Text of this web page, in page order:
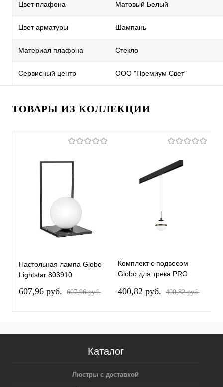
Цвет плафона Матовый Белый
Цвет арматуры Шампань
Материал плафона Стекло
Сервисный центр ООО "Премиум Свет"
ТОВАРЫ ИЗ КОЛЛЕКЦИИ
Настольная лампа Globo
Lightstar 803910
607,96 pуб. 607,96 pуб.
Комплект с подвесом
Globo для трека PRO
400,82 pуб. 400,82 pуб.
Каталог
Люстры с доставкой